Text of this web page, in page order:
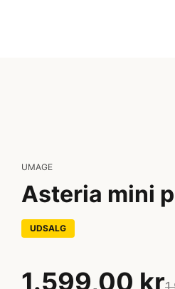
UMAGE
Asteria mini
UDSALG
1.599,00 kr